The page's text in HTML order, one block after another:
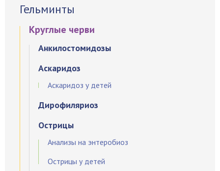
Гельминты
Круглые черви
Анкилостомидозы
Аскаридоз
Аскаридоз у детей
Дирофиляриоз
Острицы
Анализы на энтеробиоз
Острицы у детей